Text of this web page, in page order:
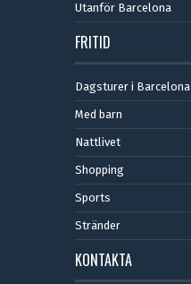
Utanför Barcelona
FRITID
Dagsturer i Barcelona
Med barn
Nattlivet
Shopping
Sports
Stränder
KONTAKTA